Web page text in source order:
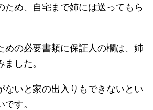
ため、自宅まで姉には送ってもら
めの必要書類に保証人の欄は、姉
した。
ないと家の出入りもできないとい
す。